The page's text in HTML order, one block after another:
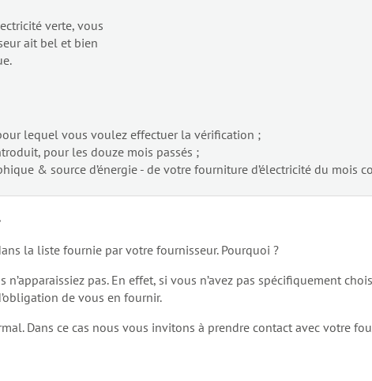
verte, vous
ait bel et bien
lequel vous voulez effectuer la vérification ;
pour les douze mois passés ;
& source d’énergie - de votre fourniture d’électricité du mois
la liste fournie par votre fournisseur. Pourquoi ?
pas. En effet, si vous n’avez pas spécifiquement
de vous en fournir.
Dans ce cas nous vous invitons à prendre contact avec votre